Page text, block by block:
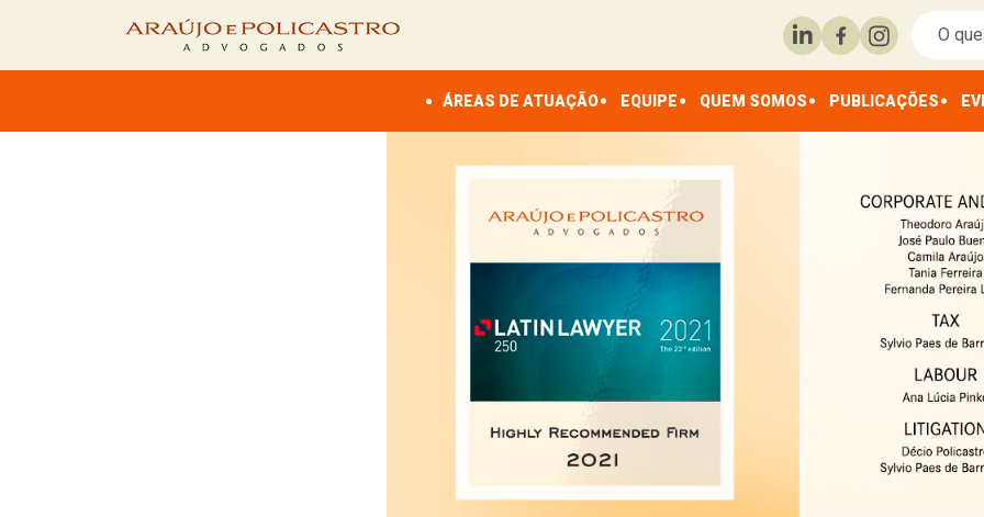
ÁREAS DE ATUAÇÃO EQUIPE QUEM SOMOS PUBLICAÇÕES